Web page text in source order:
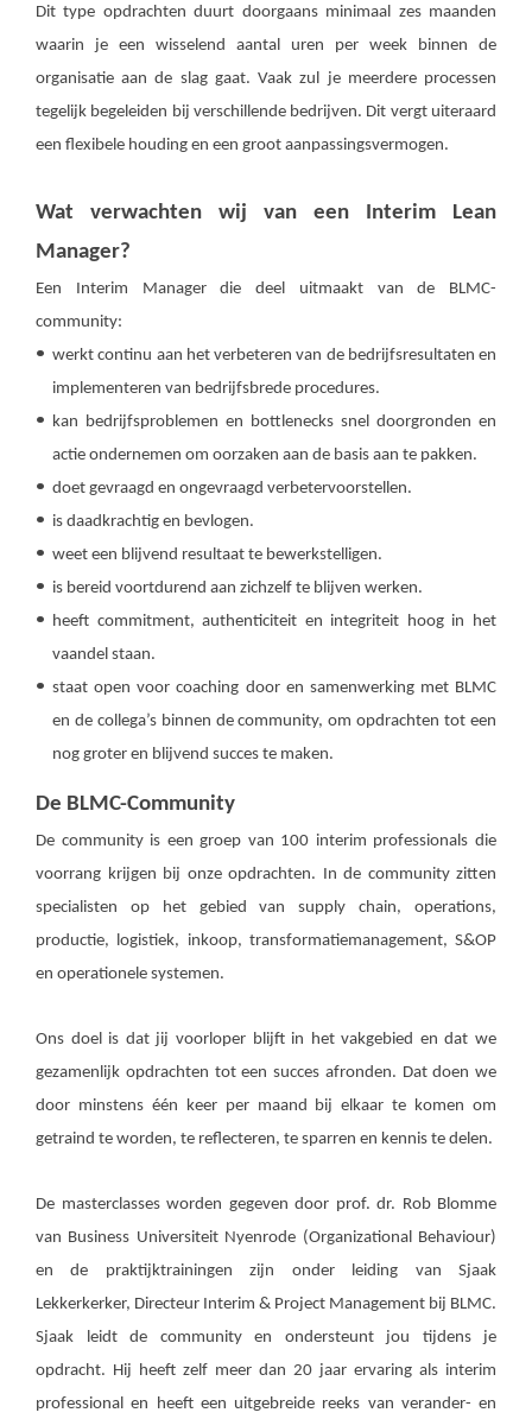
Dit type opdrachten duurt doorgaans minimaal zes maanden
waarin je een wisselend aantal uren per week binnen de
organisatie aan de slag gaat. Vaak zul je meerdere processen
tegelijk begeleiden bij verschillende bedrijven. Dit vergt uiteraard
een flexibele houding en een groot aanpassingsvermogen.
Wat verwachten wij van een Interim Lean
Manager?
Een Interim Manager die deel uitmaakt van de BLMC-
community:
werkt continu aan het verbeteren van de bedrijfsresultaten en
implementeren van bedrijfsbrede procedures.
kan bedrijfsproblemen en bottlenecks snel doorgronden en
actie ondernemen om oorzaken aan de basis aan te pakken.
doet gevraagd en ongevraagd verbetervoorstellen.
is daadkrachtig en bevlogen.
weet een blijvend resultaat te bewerkstelligen.
is bereid voortdurend aan zichzelf te blijven werken.
heeft commitment, authenticiteit en integriteit hoog in het
vaandel staan.
staat open voor coaching door en samenwerking met BLMC
en de collega’s binnen de community, om opdrachten tot een
nog groter en blijvend succes te maken.
De BLMC-Community
De community is een groep van 100 interim professionals die
voorrang krijgen bij onze opdrachten. In de community zitten
specialisten op het gebied van supply chain, operations,
productie, logistiek, inkoop, transformatiemanagement, S&OP
en operationele systemen.
Ons doel is dat jij voorloper blijft in het vakgebied en dat we
gezamenlijk opdrachten tot een succes afronden. Dat doen we
door minstens één keer per maand bij elkaar te komen om
getraind te worden, te reflecteren, te sparren en kennis te delen.
De masterclasses worden gegeven door prof. dr. Rob Blomme
van Business Universiteit Nyenrode (Organizational Behaviour)
en de praktijktrainingen zijn onder leiding van Sjaak
Lekkerkerker, Directeur Interim & Project Management bij BLMC.
Sjaak leidt de community en ondersteunt jou tijdens je
opdracht. Hij heeft zelf meer dan 20 jaar ervaring als interim
professional en heeft een uitgebreide reeks van verander- en